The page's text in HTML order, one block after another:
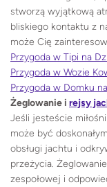
stworzą wyjątkową
bliskiego kontaktu z
może Cię
Przygoda w Tipi na
Przygoda w Wozie
Przygoda w Domku
Żeglowanie i rejsy
Jeśli jesteście
może być
obsługi jachtu i
przeżycia.
zespołowej i